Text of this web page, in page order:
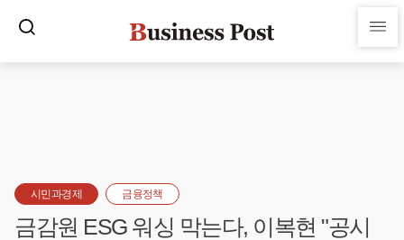
시민과경제 금융정책
금감원 ESG 워싱 막는다, 이복현 "공시